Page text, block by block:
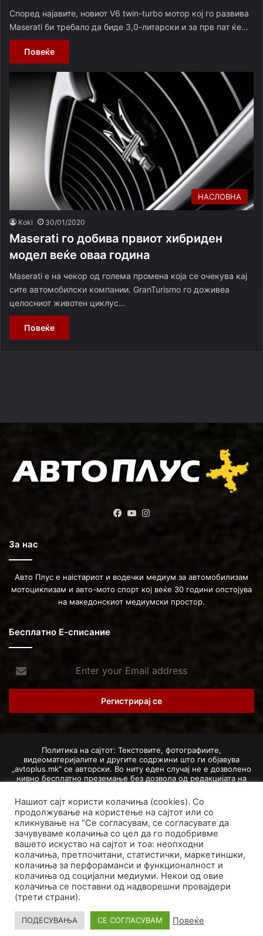
Според најавите, новиот V6 twin-turbo мотор кој го развива
Maserati би требало да биде 3,0-литарски и за прв пат ќе…
Повеќе
НАСЛОВНА
Koki 30/01/2020
Maserati го добива првиот хибриден
модел веќе оваа година
Maserati е на чекор од голема промена која се очекува кај
сите автомобилски компании. GranTurismo го доживеа
целосниот животен циклус…
Повеќе
Facebook
YouTube
За нас
Авто Плус е наістариот и водечки медиум за автомобилизам
мотоциклизам и авто-мото спорт кој веќе 30 години опстојува
на македонскиот медиумски простор.
Бесплатно Е-списание
your
Email
Политика на сајтот: Текстовите, фотографиите,
видеоматеријалите и другите содржини што ги објавува
„avtoplus.mk" се авторски. Во ниту еден случај не е дозволено
нивно бесплатно преземање без дозвола од редакцијата на
фотографиите, видеоматеријалите и другите содржини
дозволено е да се преземат со задолжително наведување на
изворот и авторот со вметнување на директна интернет-врска
(линк) до оригиналната содржина на „avtoplus.mk". При
добивање на одобрување од редакцијата за превземање на
текст, може да се превземе само дел од новинарско дело
насловот, придружната фотографија (односно насловната
фотографија) и воведниот дел на текстот, познат како „лид".
Преземање содржини од „avtoplus.mk" надвор од овие услови
не е дозволено и подложи на санкционирање согласно
Законот за авторски и сродни права.
За нас
Импресум Маркетинг Правила и услови
Нашиот сајт користи колачиња (cookies). Со
продолжување на користење на сајтот или со
кликнување на “Се согласувам, се согласувате да
зачувуваме колачиња со цел да го подобривме
вашето искуство на сајтот и тоа: неопходни
колачиња, претпочитани, статистички, маркетиншки,
колачиња за перфораманси и функционалност и
колачиња од социјални медиуми. Некои од овие
колачиња се поставни од надворешни провајдери
(трети страни).
ПОДЕСУВАЊА СЕ СОГЛАСУВАМ Повеќе